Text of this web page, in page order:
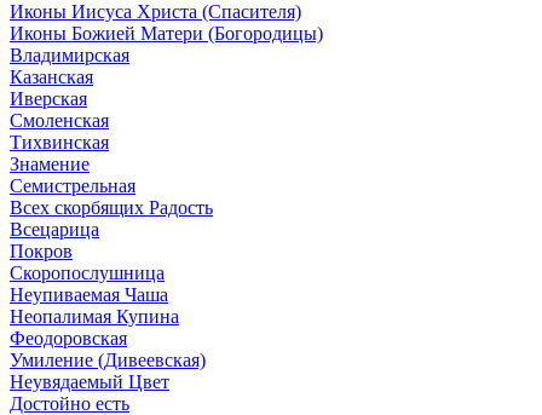
Иконы Иисуса Христа (Спасителя)
Иконы Божией Матери (Богородицы)
Владимирская
Казанская
Иверская
Смоленская
Тихвинская
Знамение
Семистрельная
Всех скорбящих Радость
Всецарица
Покров
Скоропослушница
Неупиваемая Чаша
Неопалимая Купина
Феодоровская
Умиление (Дивеевская)
Неувядаемый Цвет
Достойно есть